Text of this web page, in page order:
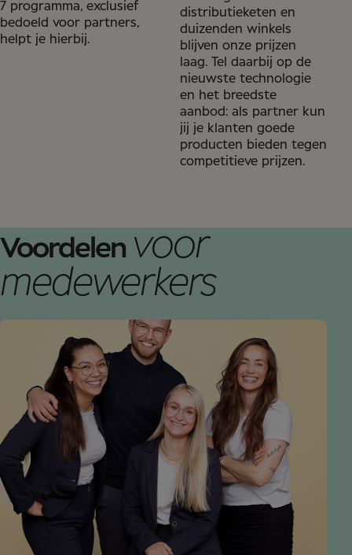
7 programma, exclusief
bedoeld voor partners,
helpt je hierbij.
distributieketen en
duizenden winkels
blijven onze prijzen
laag. Tel daarbij op de
nieuwste technologie
en het breedste
aanbod: als partner kun
jij je klanten goede
producten bieden tegen
competitieve prijzen.
Voordelen voor
medewerkers